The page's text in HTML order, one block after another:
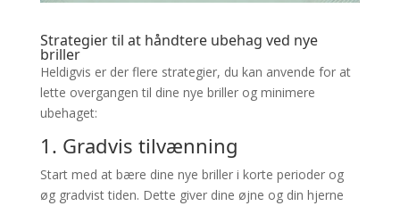
Strategier til at håndtere ubehag ved nye
briller
Heldigvis er der flere strategier, du kan anvende for at
lette overgangen til dine nye briller og minimere
ubehaget:
1. Gradvis tilvænning
Start med at bære dine nye briller i korte perioder og
øg gradvist tiden. Dette giver dine øjne og din hjerne